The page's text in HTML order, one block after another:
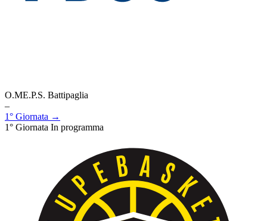
O.ME.P.S. Battipaglia
–
1° Giornata →
1° Giornata In programma